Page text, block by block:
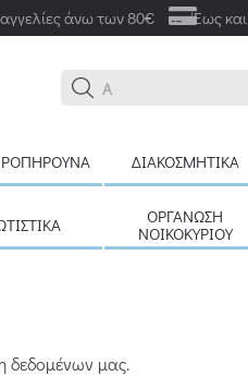
άνω των 80€ Έως και
Ανα
ΔΙΑΚΟΣΜΗΤΙΚΆ
ΟΡΓΆΝΩΣΗ
ΝΟΙΚΟΚΥΡΙΟΎ
δεδομένων μας.